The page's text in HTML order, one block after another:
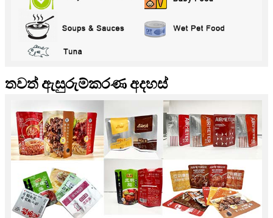
තවත් ඇසුරුම්කරණ අදහස්